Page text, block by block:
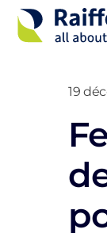
19